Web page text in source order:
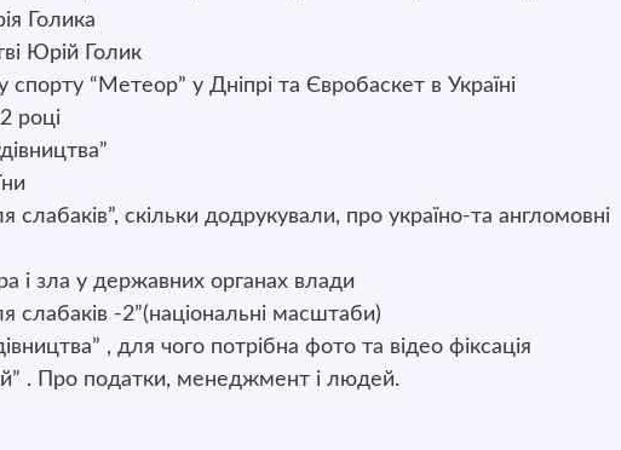
Голика
Юрій Голик
“Метеор” у Дніпрі та Євробаскет в Україні
році
слабаків”, скільки додрукували, про україно-та англомовні
і зла у державних органах влади
слабаків -2”(національні масштаби)
, для чого потрібна фото та відео фіксація
. Про податки, менеджмент і людей.